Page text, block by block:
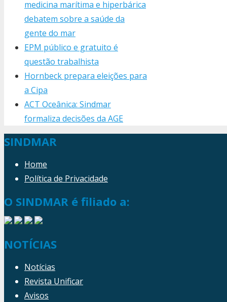
medicina marítima e hiperbárica
debatem sobre a saúde da
gente do mar
EPM público e gratuito é
questão trabalhista
Hornbeck prepara eleições para
a Cipa
ACT Oceânica: Sindmar
formaliza decisões da AGE
SINDMAR
Home
Política de Privacidade
O SINDMAR é filiado a:
NOTÍCIAS
Notícias
Revista Unificar
Avisos